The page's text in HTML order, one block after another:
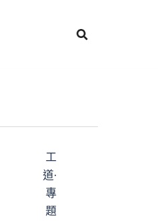
工
道·
專
題